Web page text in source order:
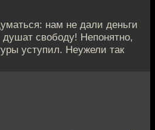
нам не дали деньги
свободу! Непонятно,
уступил. Неужели так